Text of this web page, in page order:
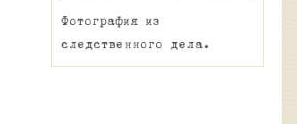
Фотография из
следственного дела.